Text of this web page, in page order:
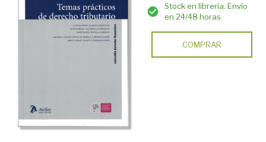
Stock en librería. Envío
en 24/48 horas
COMPRAR